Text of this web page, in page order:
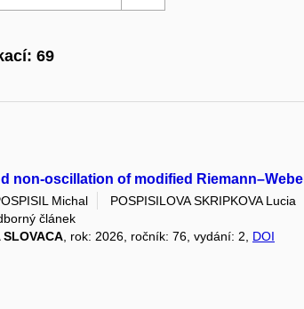
69
non-oscillation of modified
Michal POSPISILOVA SKRIPKOVA Lucia
článek
SLOVACA, rok: 2026, ročník: 76, vydání: 2, DOI